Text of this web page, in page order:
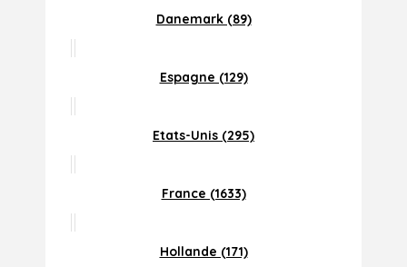
Danemark (89)
Espagne (129)
Etats-Unis (295)
France (1633)
Hollande (171)